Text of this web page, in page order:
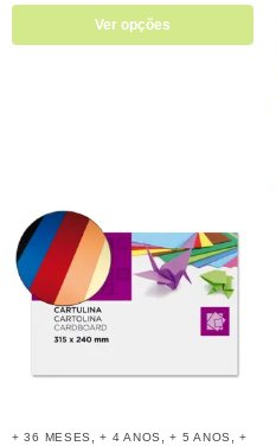
Ver opções
+ 36 MESES ,+ 4 ANOS ,+ 5 ANOS ,+